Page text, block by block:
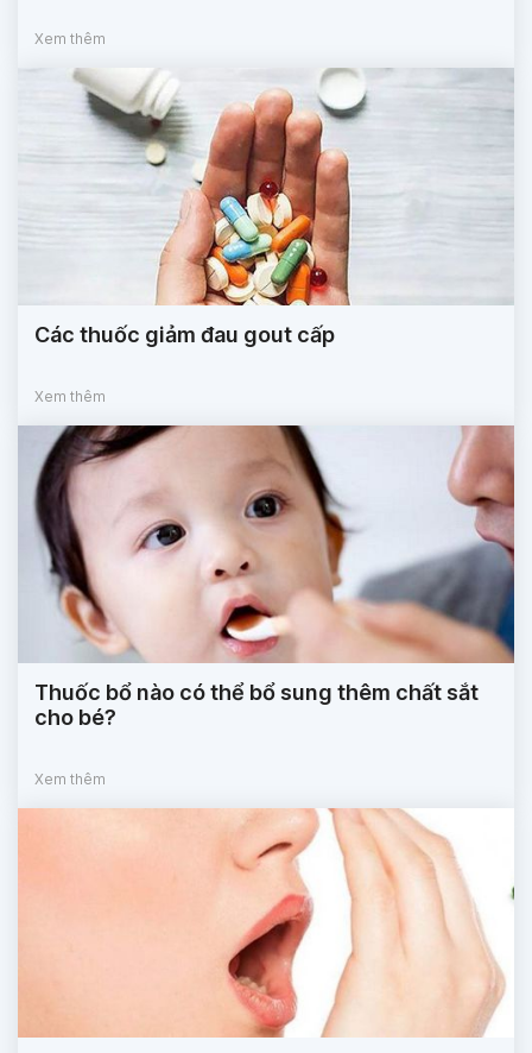
Xem thêm
Các thuốc giảm đau gout cấp
Xem thêm
Thuốc bổ nào có thể bổ sung thêm chất sắt
cho bé?
Xem thêm